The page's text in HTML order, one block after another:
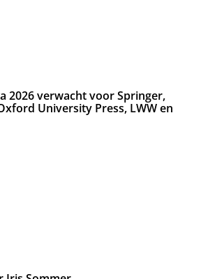
2026 verwacht voor Springer,
University Press, LWW en